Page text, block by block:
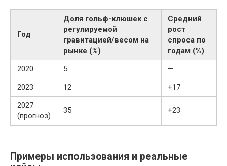
Год
Доля гольф-клюшек с
регулируемой
гравитацией/весом на
рынке (%)
Средний
рост
спроса по
годам (%)
2020
5
—
2023
12
+17
2027
(прогноз)
35 +23
Примеры использования и реальные